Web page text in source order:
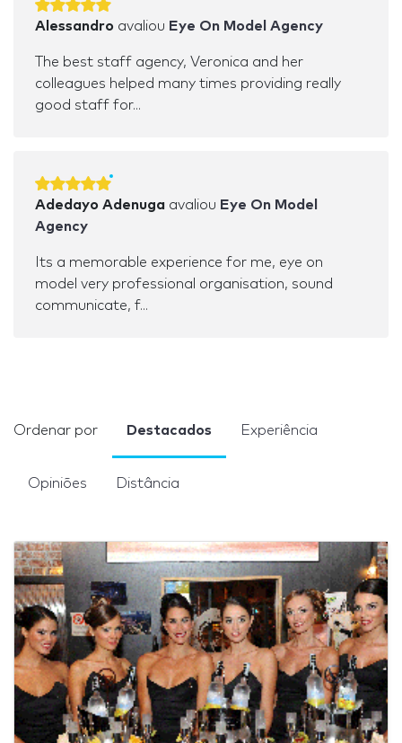
Alessandro avaliou Eye On Model Agency
The best staff agency, Veronica and her
colleagues helped many times providing really
good staff for...
Adedayo Adenuga avaliou Eye On Model
Agency
Its a memorable experience for me, eye on
model very professional organisation, sound
communicate, f...
Ordenar por Destacados Experiência
Opiniões Distância